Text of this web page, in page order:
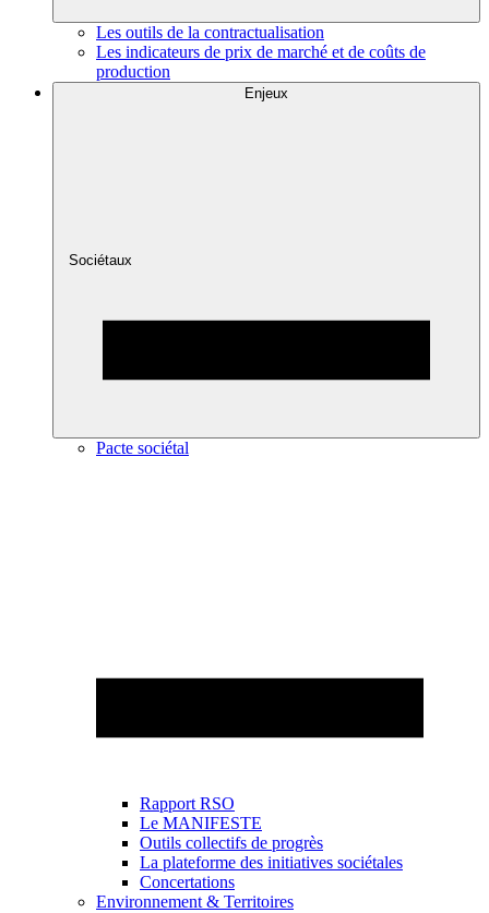
Les outils de la contractualisation
Les indicateurs de prix de marché et de coûts de
production
Enjeux
Sociétaux
Pacte sociétal
Rapport RSO
Le MANIFESTE
Outils collectifs de progrès
La plateforme des initiatives sociétales
Concertations
Environnement & Territoires